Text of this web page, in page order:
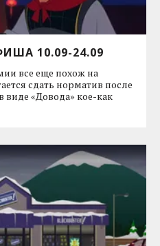
10.09-24.09
все еще похож на
сдать норматив после
виде «Довода» кое-как